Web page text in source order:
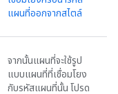
แผนที่ออกจากสไตล์
จากนั้นแผนที่จะใช้รูป
แบบแผนที่ที่เชื่อมโยง
กับรหัสแผนที่นั้น โปรด